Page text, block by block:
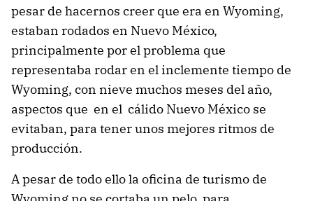
pesar de hacernos creer que era en Wyoming,
estaban rodados en Nuevo México,
principalmente por el problema que
representaba rodar en el inclemente tiempo de
Wyoming, con nieve muchos meses del año,
aspectos que en el cálido Nuevo México se
evitaban, para tener unos mejores ritmos de
producción.
A pesar de todo ello la oficina de turismo de